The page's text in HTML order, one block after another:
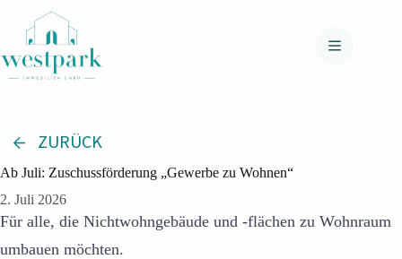
springen
ZURÜCK
Ab Juli: Zuschussförderung „Gewerbe zu Wohnen“
2. Juli 2026
Für alle, die Nichtwohngebäude und -flächen zu Wohnraum
umbauen möchten.